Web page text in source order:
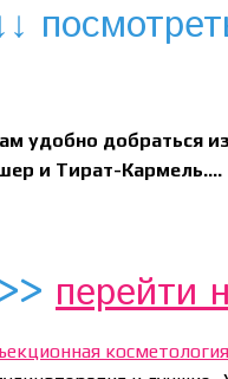
удобно добраться
и Тират-Кармель….
перейти